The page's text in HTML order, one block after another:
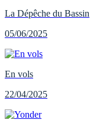
La Dépêche du Bassin
05/06/2025
En vols
22/04/2025